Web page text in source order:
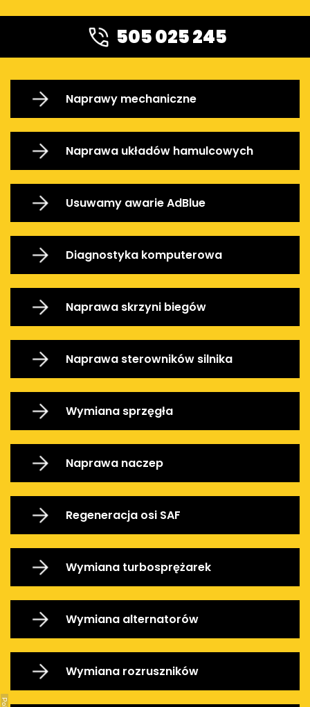
505 025 245
Naprawy mechaniczne
Naprawa układów hamulcowych
Usuwamy awarie AdBlue
Diagnostyka komputerowa
Naprawa skrzyni biegów
Naprawa sterowników silnika
Wymiana sprzęgła
Naprawa naczep
Regeneracja osi SAF
Wymiana turbosprężarek
Wymiana alternatorów
Wymiana rozruszników